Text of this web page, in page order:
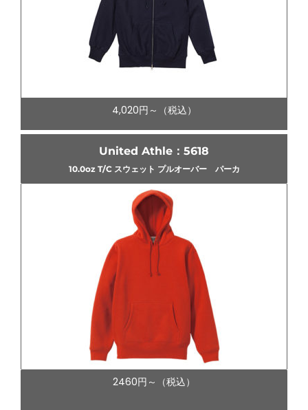
4,020円～（税込）
United Athle：5618
10.0oz T/C スウェット プルオーバー パーカ
2460円～（税込）